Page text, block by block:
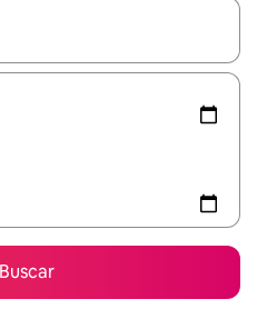
disponíveis, explore-os
Buscar